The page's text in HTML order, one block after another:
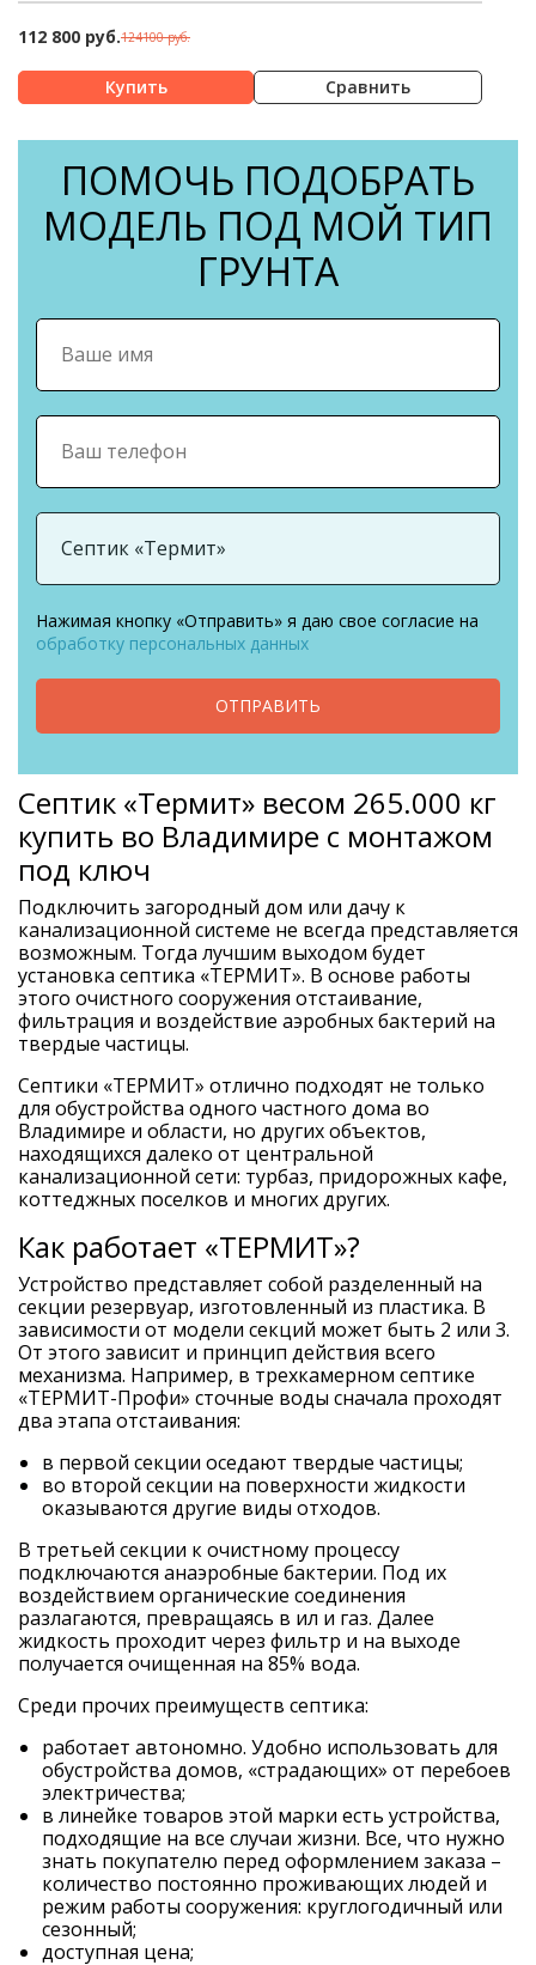
112 800 руб.124100 руб.
Сравнить
ПОМОЧЬ ПОДОБРАТЬ
МОДЕЛЬ ПОД МОЙ ТИП
ГРУНТА
Нажимая кнопку «Отправить» я даю свое согласие на
обработку персональных данных
ОТПРАВИТЬ
Септик «Термит» весом 265.000 кг
купить во Владимире с монтажом
под ключ
Подключить загородный дом или дачу к
канализационной системе не всегда представляется
возможным. Тогда лучшим выходом будет
установка септика «ТЕРМИТ». В основе работы
этого очистного сооружения отстаивание,
фильтрация и воздействие аэробных бактерий на
твердые частицы.
Септики «ТЕРМИТ» отлично подходят не только
для обустройства одного частного дома во
Владимире и области, но других объектов,
находящихся далеко от центральной
канализационной сети: турбаз, придорожных кафе,
коттеджных поселков и многих других.
Как работает «ТЕРМИТ»?
Устройство представляет собой разделенный на
секции резервуар, изготовленный из пластика. В
зависимости от модели секций может быть 2 или 3.
От этого зависит и принцип действия всего
механизма. Например, в трехкамерном септике
«ТЕРМИТ-Профи» сточные воды сначала проходят
два этапа отстаивания:
в первой секции оседают твердые частицы;
во второй секции на поверхности жидкости
оказываются другие виды отходов.
В третьей секции к очистному процессу
подключаются анаэробные бактерии. Под их
воздействием органические соединения
разлагаются, превращаясь в ил и газ. Далее
жидкость проходит через фильтр и на выходе
получается очищенная на 85% вода.
Среди прочих преимуществ септика:
работает автономно. Удобно использовать для
обустройства домов, «страдающих» от перебоев
электричества;
в линейке товаров этой марки есть устройства,
подходящие на все случаи жизни. Все, что нужно
знать покупателю перед оформлением заказа –
количество постоянно проживающих людей и
режим работы сооружения: круглогодичный или
сезонный;
доступная цена;